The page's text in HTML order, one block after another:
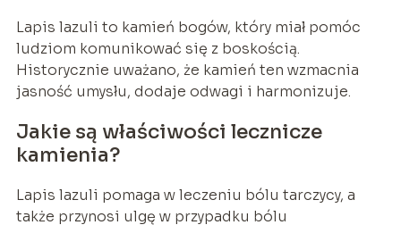
Lapis lazuli to kamień bogów, który miał pomóc
ludziom komunikować się z boskością.
Historycznie uważano, że kamień ten wzmacnia
jasność umysłu, dodaje odwagi i harmonizuje.
Jakie są właściwości lecznicze
kamienia?
Lapis lazuli pomaga w leczeniu bólu tarczycy, a
także przynosi ulgę w przypadku bólu